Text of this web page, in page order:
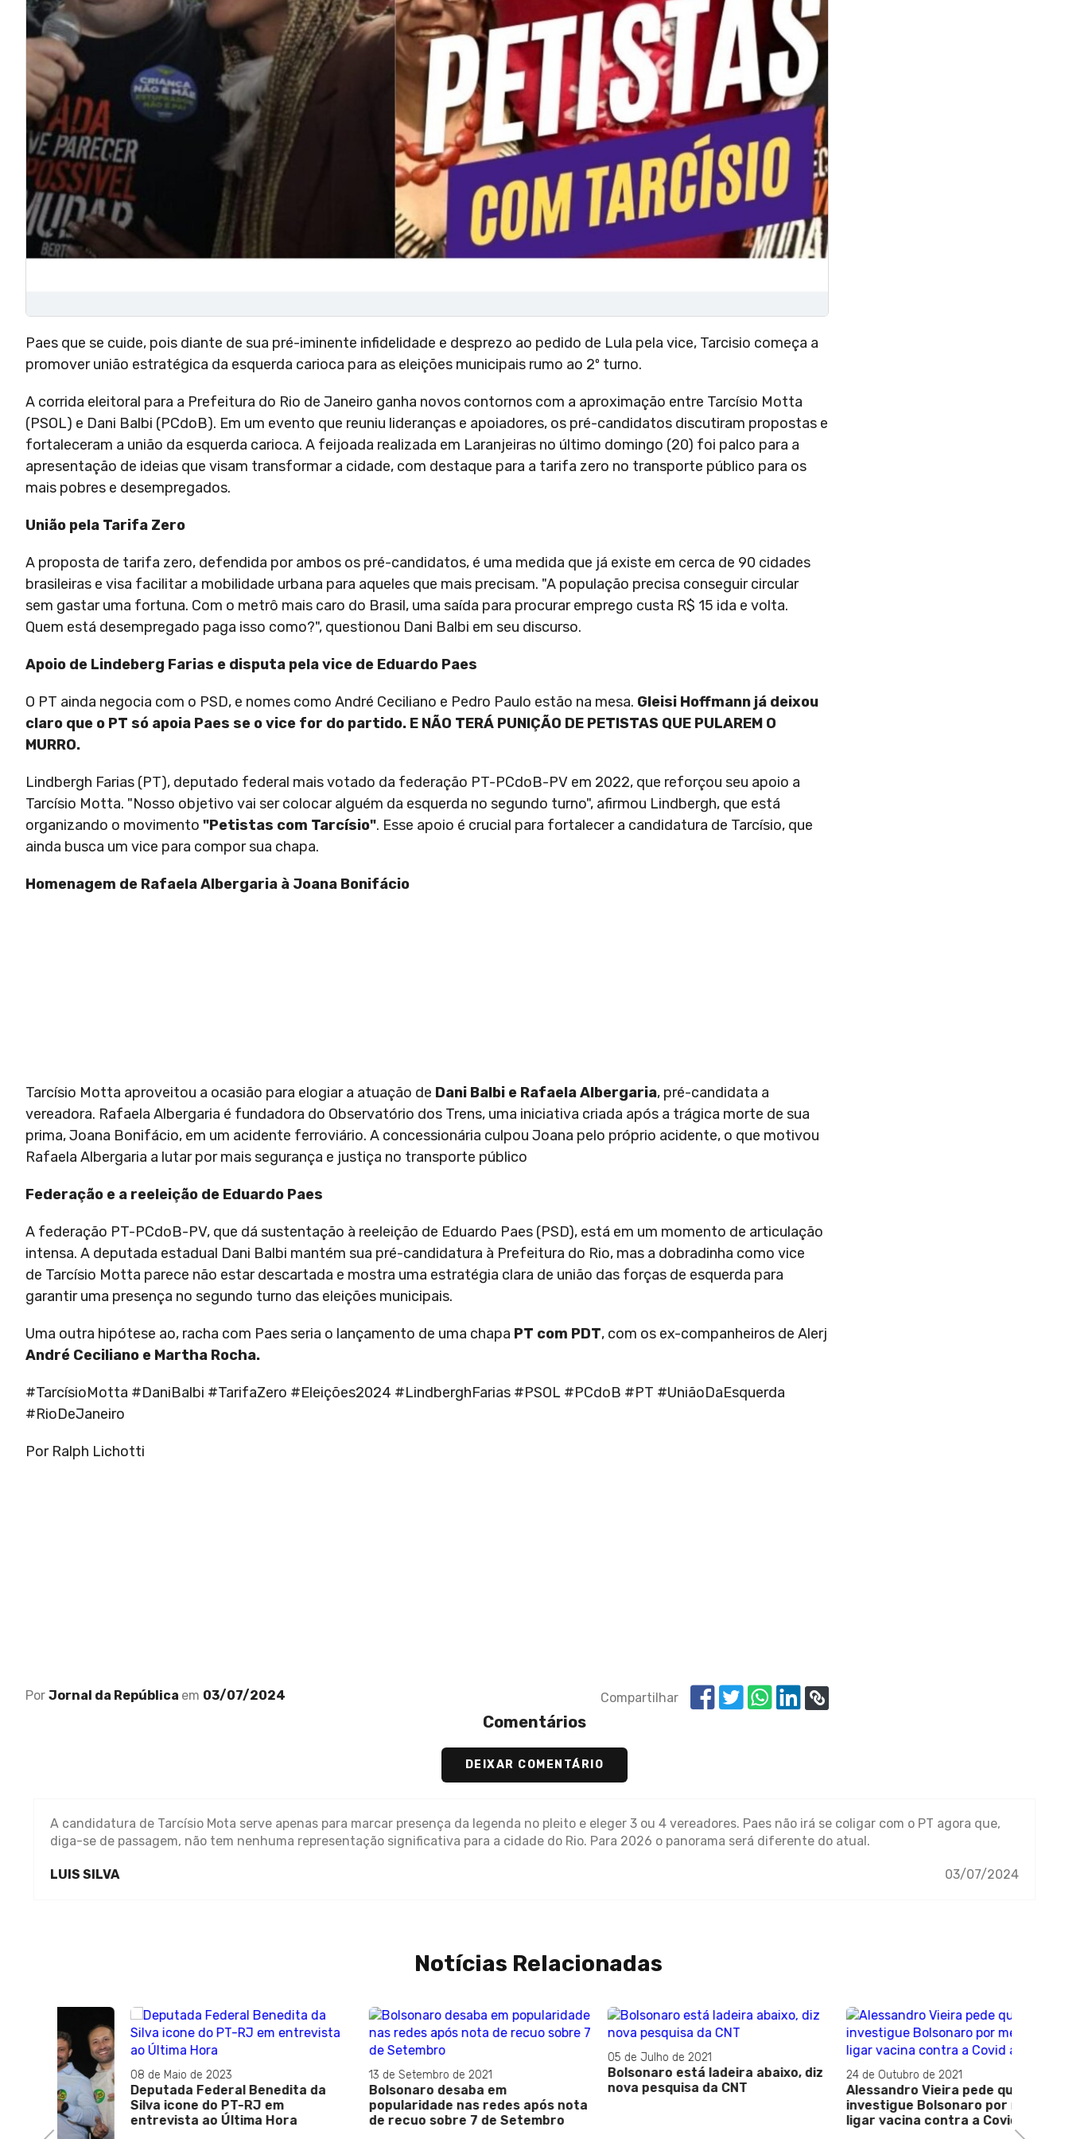
Paes que se cuide, pois diante de sua pré-iminente infidelidade e desprezo ao pedido de Lula pela vice, Tarcisio começa a
promover união estratégica da esquerda carioca para as eleições municipais rumo ao 2º turno.
A corrida eleitoral para a Prefeitura do Rio de Janeiro ganha novos contornos com a aproximação entre Tarcísio Motta
(PSOL) e Dani Balbi (PCdoB). Em um evento que reuniu lideranças e apoiadores, os pré-candidatos discutiram propostas e
fortaleceram a união da esquerda carioca. A feijoada realizada em Laranjeiras no último domingo (20) foi palco para a
apresentação de ideias que visam transformar a cidade, com destaque para a tarifa zero no transporte público para os
mais pobres e desempregados.
União pela Tarifa Zero
A proposta de tarifa zero, defendida por ambos os pré-candidatos, é uma medida que já existe em cerca de 90 cidades
brasileiras e visa facilitar a mobilidade urbana para aqueles que mais precisam. "A população precisa conseguir circular
sem gastar uma fortuna. Com o metrô mais caro do Brasil, uma saída para procurar emprego custa R$ 15 ida e volta.
Quem está desempregado paga isso como?", questionou Dani Balbi em seu discurso.
Apoio de Lindeberg Farias e disputa pela vice de Eduardo Paes
O PT ainda negocia com o PSD, e nomes como André Ceciliano e Pedro Paulo estão na mesa. Gleisi Hoffmann já deixou
claro que o PT só apoia Paes se o vice for do partido. E NÃO TERÁ PUNIÇÃO DE PETISTAS QUE PULAREM O
MURRO.
Lindbergh Farias (PT), deputado federal mais votado da federação PT-PCdoB-PV em 2022, que reforçou seu apoio a
Tarcísio Motta. "Nosso objetivo vai ser colocar alguém da esquerda no segundo turno", afirmou Lindbergh, que está
organizando o movimento "Petistas com Tarcísio". Esse apoio é crucial para fortalecer a candidatura de Tarcísio, que
ainda busca um vice para compor sua chapa.
Homenagem de Rafaela Albergaria à Joana Bonifácio
Tarcísio Motta aproveitou a ocasião para elogiar a atuação de Dani Balbi e Rafaela Albergaria, pré-candidata a
vereadora. Rafaela Albergaria é fundadora do Observatório dos Trens, uma iniciativa criada após a trágica morte de sua
prima, Joana Bonifácio, em um acidente ferroviário. A concessionária culpou Joana pelo próprio acidente, o que motivou
Rafaela Albergaria a lutar por mais segurança e justiça no transporte público
Federação e a reeleição de Eduardo Paes
A federação PT-PCdoB-PV, que dá sustentação à reeleição de Eduardo Paes (PSD), está em um momento de articulação
intensa. A deputada estadual Dani Balbi mantém sua pré-candidatura à Prefeitura do Rio, mas a dobradinha como vice
de Tarcísio Motta parece não estar descartada e mostra uma estratégia clara de união das forças de esquerda para
garantir uma presença no segundo turno das eleições municipais.
Uma outra hipótese ao, racha com Paes seria o lançamento de uma chapa PT com PDT, com os ex-companheiros de Alerj
André Ceciliano e Martha Rocha.
#TarcísioMotta #DaniBalbi #TarifaZero #Eleições2024 #LindberghFarias #PSOL #PCdoB #PT #UniãoDaEsquerda
#RioDeJaneiro
Por Ralph Lichotti
Por Jornal da República em 03/07/2024 Compartilhar
Comentários
DEIXAR COMENTÁRIO
A candidatura de Tarcísio Mota serve apenas para marcar presença da legenda no pleito e eleger 3 ou 4 vereadores. Paes não irá se coligar com o PT agora que,
diga-se de passagem, não tem nenhuma representação significativa para a cidade do Rio. Para 2026 o panorama será diferente do atual.
LUIS SILVA 03/07/2024
Notícias Relacionadas
08 de Maio de 2023
Deputada Federal Benedita da
Silva icone do PT-RJ em
entrevista ao Última Hora
13 de Setembro de 2021
Bolsonaro desaba em
popularidade nas redes após nota
de recuo sobre 7 de Setembro
05 de Julho de 2021
Bolsonaro está ladeira abaixo, diz
nova pesquisa da CNT
24 de Outubro de 2021
Alessandro Vieira pede que STF
investigue Bolsonaro por mentir e
ligar vacina contra a Covid a AIDS